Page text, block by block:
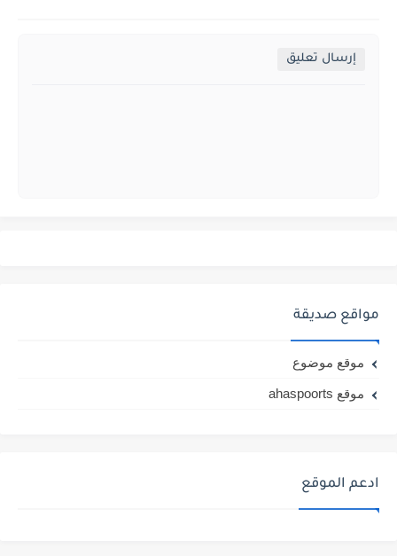
إرسال تعليق
مواقع صديقة
موقع موضوع
موقع ahaspoorts
ادعم الموقع